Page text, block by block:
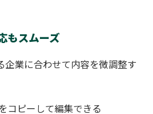
もスムーズ
企業に合わせて内容を微調整す
コピーして編集できる